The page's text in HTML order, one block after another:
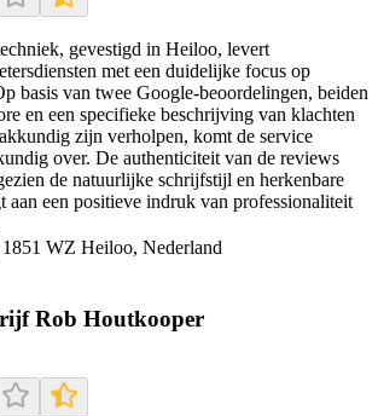
gevestigd in Heiloo, levert
met een duidelijke focus op
basis van twee Google-beoordelingen, beiden
en een specifieke beschrijving van klachten
zijn verholpen, komt de service
over. De authenticiteit van de reviews
de natuurlijke schrijfstijl en herkenbare
aan een positieve indruk van professionaliteit
WZ Heiloo, Nederland
Rob Houtkooper